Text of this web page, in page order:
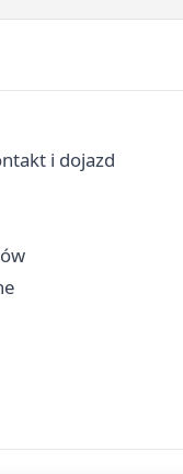
i dojazd